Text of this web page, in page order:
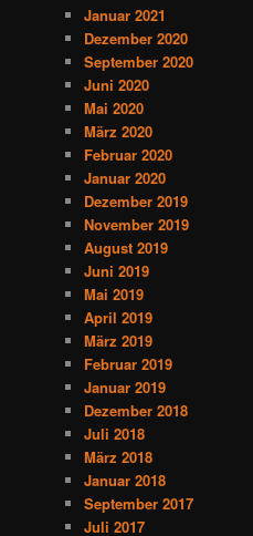
Januar 2021
Dezember 2020
September 2020
Juni 2020
Mai 2020
März 2020
Februar 2020
Januar 2020
Dezember 2019
November 2019
August 2019
Juni 2019
Mai 2019
April 2019
März 2019
Februar 2019
Januar 2019
Dezember 2018
Juli 2018
März 2018
Januar 2018
September 2017
Juli 2017